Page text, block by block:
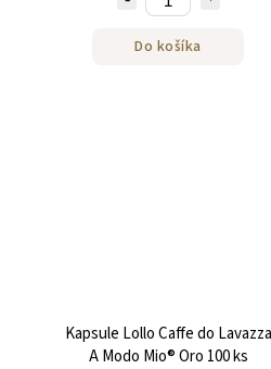
Do košíka
Kapsule Lollo Caffe do Lavazza
A Modo Mio® Oro 100 ks